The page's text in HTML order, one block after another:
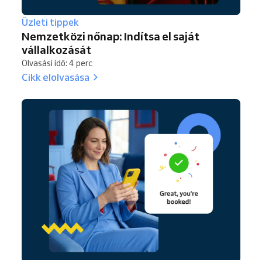
Üzleti tippek
Nemzetközi nőnap: Indítsa el saját
vállalkozását
Olvasási idő: 4 perc
Cikk elolvasása